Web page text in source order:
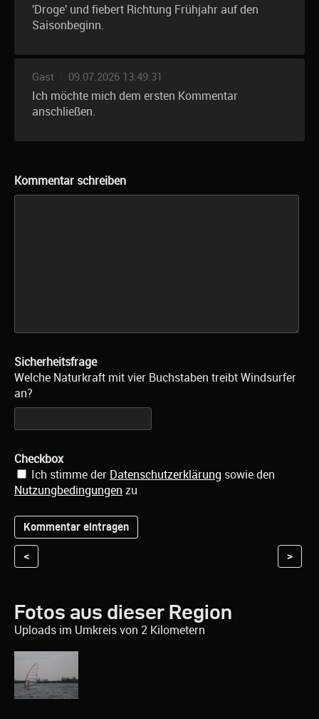
'Droge' und fiebert Richtung Frühjahr auf den
Saisonbeginn.
Gast 09.07.2026 13:49:31
Ich möchte mich dem ersten Kommentar
anschließen.
Kommentar schreiben
Sicherheitsfrage
Welche Naturkraft mit vier Buchstaben treibt Windsurfer
an?
Checkbox
Ich stimme der Datenschutzerklärung sowie den
Nutzungbedingungen zu
< >
Fotos aus dieser Region
Uploads im Umkreis von 2 Kilometern